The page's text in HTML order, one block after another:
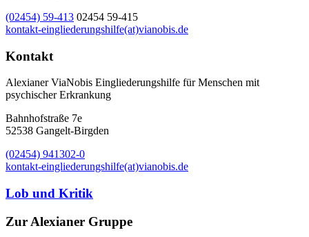
(02454) 59-413 02454 59-415
kontakt-eingliederungshilfe(at)vianobis.de
Kontakt
Alexianer ViaNobis Eingliederungshilfe für Menschen mit
psychischer Erkrankung
Bahnhofstraße 7e
52538 Gangelt-Birgden
(02454) 941302-0
kontakt-eingliederungshilfe(at)vianobis.de
Lob und Kritik
Zur Alexianer Gruppe